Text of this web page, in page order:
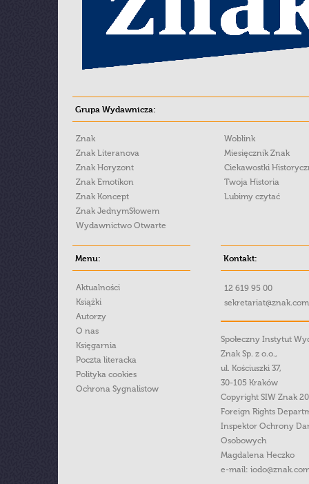
Grupa Wydawnicza:
Znak
Znak Literanova
Znak Horyzont
Znak Emotikon
Znak Koncept
Znak JednymSłowem
Wydawnictwo Otwarte
Woblink
Miesięcznik Znak
Ciekawostki
Twoja Historia
Lubimy czytać
Menu:
Aktualności
Książki
Autorzy
O nas
Księgarnia
Poczta literacka
Polityka cookies
Ochrona Sygnalistow
Kontakt:
12 619 95 00
Społeczny Instytut
Znak Sp. z o.o.,
ul. Kościuszki 37,
30-105 Kraków
Copyright SIW Znak
Foreign Rights
Inspektor Ochrony
Osobowych
Magdalena Heczko
e-mail: